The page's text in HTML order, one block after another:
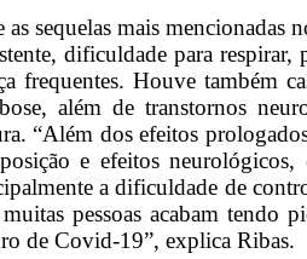
as sequelas mais mencionadas
dificuldade para
frequentes. Houve também
além de transtornos
“Além dos efeitos
e efeitos
a dificuldade de
muitas pessoas acabam tendo
de Covid-19”, explica Ribas.